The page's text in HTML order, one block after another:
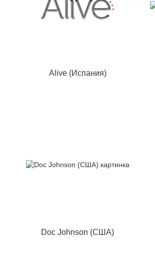
Alive (Испания)
Doc Johnson (США)